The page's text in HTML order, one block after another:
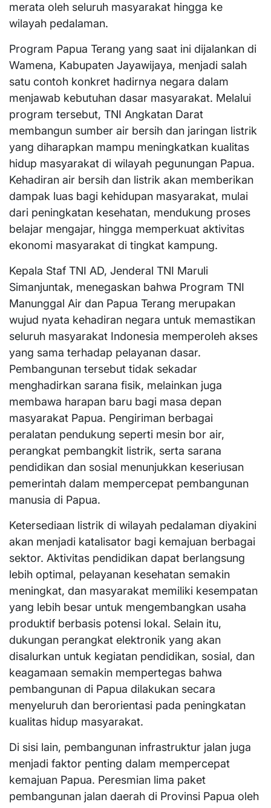
merata oleh seluruh masyarakat hingga ke
wilayah pedalaman.
Program Papua Terang yang saat ini dijalankan di
Wamena, Kabupaten Jayawijaya, menjadi salah
satu contoh konkret hadirnya negara dalam
menjawab kebutuhan dasar masyarakat. Melalui
program tersebut, TNI Angkatan Darat
membangun sumber air bersih dan jaringan listrik
yang diharapkan mampu meningkatkan kualitas
hidup masyarakat di wilayah pegunungan Papua.
Kehadiran air bersih dan listrik akan memberikan
dampak luas bagi kehidupan masyarakat, mulai
dari peningkatan kesehatan, mendukung proses
belajar mengajar, hingga memperkuat aktivitas
ekonomi masyarakat di tingkat kampung.
Kepala Staf TNI AD, Jenderal TNI Maruli
Simanjuntak, menegaskan bahwa Program TNI
Manunggal Air dan Papua Terang merupakan
wujud nyata kehadiran negara untuk memastikan
seluruh masyarakat Indonesia memperoleh akses
yang sama terhadap pelayanan dasar.
Pembangunan tersebut tidak sekadar
menghadirkan sarana fisik, melainkan juga
membawa harapan baru bagi masa depan
masyarakat Papua. Pengiriman berbagai
peralatan pendukung seperti mesin bor air,
perangkat pembangkit listrik, serta sarana
pendidikan dan sosial menunjukkan keseriusan
pemerintah dalam mempercepat pembangunan
manusia di Papua.
Ketersediaan listrik di wilayah pedalaman diyakini
akan menjadi katalisator bagi kemajuan berbagai
sektor. Aktivitas pendidikan dapat berlangsung
lebih optimal, pelayanan kesehatan semakin
meningkat, dan masyarakat memiliki kesempatan
yang lebih besar untuk mengembangkan usaha
produktif berbasis potensi lokal. Selain itu,
dukungan perangkat elektronik yang akan
disalurkan untuk kegiatan pendidikan, sosial, dan
keagamaan semakin mempertegas bahwa
pembangunan di Papua dilakukan secara
menyeluruh dan berorientasi pada peningkatan
kualitas hidup masyarakat.
Di sisi lain, pembangunan infrastruktur jalan juga
menjadi faktor penting dalam mempercepat
kemajuan Papua. Peresmian lima paket
pembangunan jalan daerah di Provinsi Papua oleh